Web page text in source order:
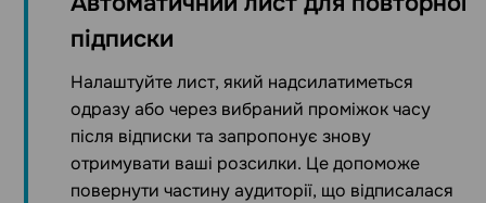
підписки
Налаштуйте лист, який надсилатиметься
одразу або через вибраний проміжок часу
після відписки та запропонує знову
отримувати ваші розсилки. Це допоможе
повернути частину аудиторії, що відписалася